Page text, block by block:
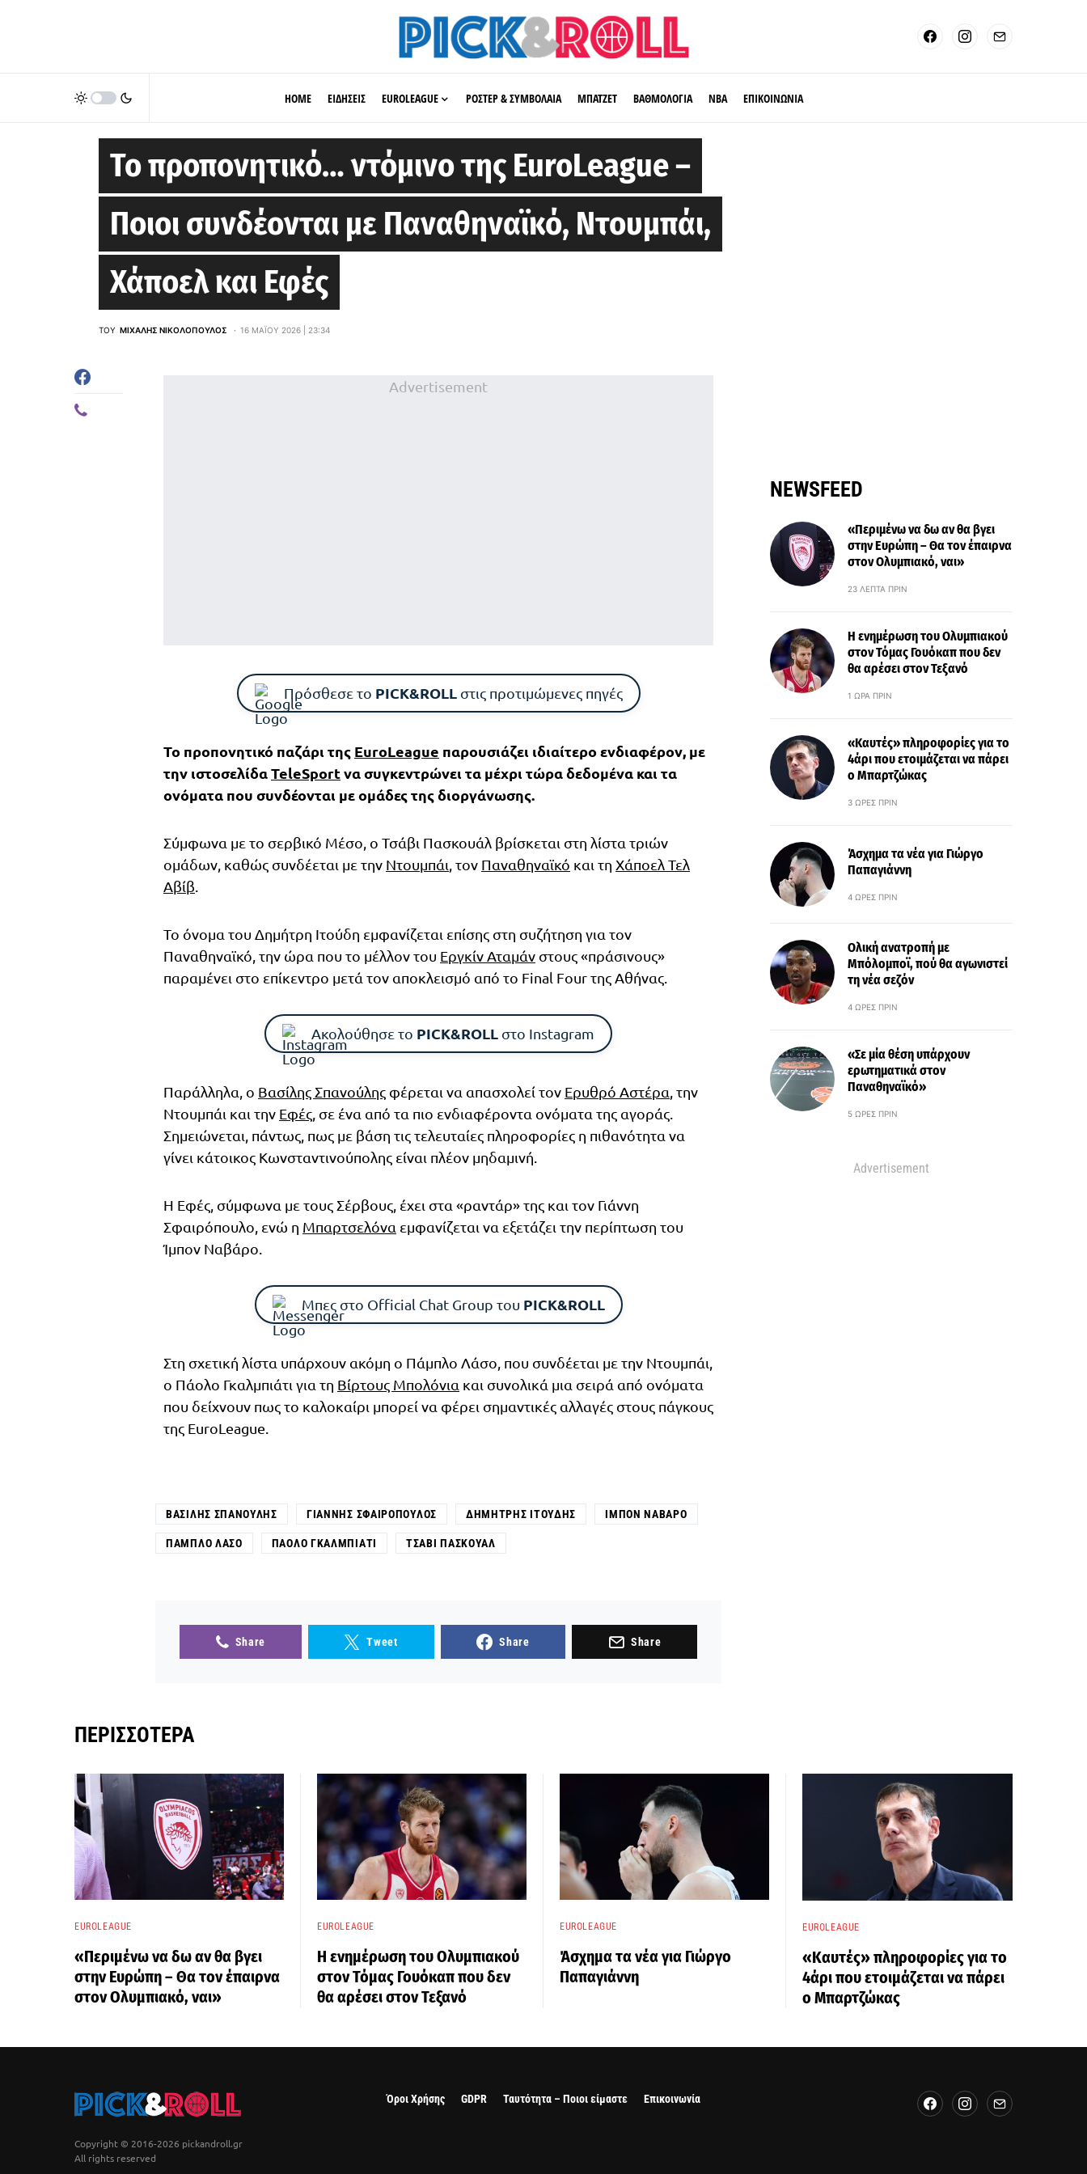
HOME ΕΙΔΗΣΕΙΣ EUROLEAGUE ΡΟΣΤΕΡ & ΣΥΜΒΟΛΑΙΑ ΜΠΑΤΖΕΤ ΒΑΘΜΟΛΟΓΙΑ ΝΒΑ ΕΠΙΚΟΙΝΩΝΙΑ
Το προπονητικό… ντόμινο της EuroLeague –
Ποιοι συνδέονται με Παναθηναϊκό, Ντουμπάι,
Χάποελ και Εφές
ΤΟΥ ΜΙΧΆΛΗΣ ΝΙΚΟΛΌΠΟΥΛΟΣ 16 ΜΑΪ́ΟΥ 2026 | 23:34
Advertisement
Πρόσθεσε το PICK&ROLLστις προτιμώμενες πηγές
Το προπονητικό παζάρι της EuroLeague παρουσιάζει ιδιαίτερο ενδιαφέρον, με
την ιστοσελίδαTeleSportνα συγκεντρώνει τα μέχρι τώρα δεδομένα και τα
ονόματα που συνδέονται με ομάδες της διοργάνωσης.
Σύμφωνα με το σερβικό Μέσο, ο Τσάβι Πασκουάλ βρίσκεται στη λίστα τριών
ομάδων, καθώς συνδέεται με την Ντουμπάι, τον Παναθηναϊκό και τη Χάποελ Τελ
Αβίβ.
Το όνομα του Δημήτρη Ιτούδη εμφανίζεται επίσης στη συζήτηση για τον
Παναθηναϊκό, την ώρα που το μέλλον του Εργκίν Αταμάν στους «πράσινους»
παραμένει στο επίκεντρο μετά τον αποκλεισμό από το Final Four της Αθήνας.
Ακολούθησε το PICK&ROLL στο Instagram
Παράλληλα, ο Βασίλης Σπανούλης φέρεται να απασχολεί τον Ερυθρό Αστέρα, την
Ντουμπάι και την Εφές, σε ένα από τα πιο ενδιαφέροντα ονόματα της αγοράς.
Σημειώνεται, πάντως, πως με βάση τις τελευταίες πληροφορίες η πιθανότητα να
γίνει κάτοικος Κωνσταντινούπολης είναι πλέον μηδαμινή.
Η Εφές, σύμφωνα με τους Σέρβους, έχει στα «ραντάρ» της και τον Γιάννη
Σφαιρόπουλο, ενώ η Μπαρτσελόνα εμφανίζεται να εξετάζει την περίπτωση του
Ίμπον Ναβάρο.
Μπες στο Official Chat Group του PICK&ROLL
Στη σχετική λίστα υπάρχουν ακόμη ο Πάμπλο Λάσο, που συνδέεται με την Ντουμπάι,
ο Πάολο Γκαλμπιάτι για τη Βίρτους Μπολόνια και συνολικά μια σειρά από ονόματα
που δείχνουν πως το καλοκαίρι μπορεί να φέρει σημαντικές αλλαγές στους πάγκους
της EuroLeague.
ΒΑΣΊΛΗΣ ΣΠΑΝΟΎΛΗΣ ΓΙΆΝΝΗΣ ΣΦΑΙΡΌΠΟΥΛΟΣ ΔΗΜΉΤΡΗΣ ΙΤΟΎΔΗΣ ΊΜΠΟΝ ΝΑΒΆΡΟ
ΠΆΜΠΛΟ ΛΆΣΟ ΠΆΟΛΟ ΓΚΑΛΜΠΙΆΤΙ ΤΣΆΒΙ ΠΑΣΚΟΥΆΛ
Share Tweet Share Share
NEWSFEED
«Περιμένω να δω αν θα βγει
στην Ευρώπη – Θα τον έπαιρνα
στον Ολυμπιακό, ναι»
23 ΛΕΠΤΆ ΠΡΙΝ
Η ενημέρωση του Ολυμπιακού
στον Τόμας Γουόκαπ που δεν
θα αρέσει στον Τεξανό
1 ΏΡΑ ΠΡΙΝ
«Καυτές» πληροφορίες για το
4άρι που ετοιμάζεται να πάρει
ο Μπαρτζώκας
3 ΏΡΕΣ ΠΡΙΝ
Άσχημα τα νέα για Γιώργο
Παπαγιάννη
4 ΏΡΕΣ ΠΡΙΝ
Ολική ανατροπή με
Μπόλομποϊ, πού θα αγωνιστεί
τη νέα σεζόν
4 ΏΡΕΣ ΠΡΙΝ
«Σε μία θέση υπάρχουν
ερωτηματικά στον
Παναθηναϊκό»
5 ΏΡΕΣ ΠΡΙΝ
Advertisement
ΠΕΡΙΣΣΌΤΕΡΑ
EUROLEAGUE
«Περιμένω να δω αν θα βγει
στην Ευρώπη – Θα τον έπαιρνα
στον Ολυμπιακό, ναι»
EUROLEAGUE
Η ενημέρωση του Ολυμπιακού
στον Τόμας Γουόκαπ που δεν
θα αρέσει στον Τεξανό
EUROLEAGUE
Άσχημα τα νέα για Γιώργο
Παπαγιάννη
EUROLEAGUE
«Καυτές» πληροφορίες για το
4άρι που ετοιμάζεται να πάρει
ο Μπαρτζώκας
Copyright © 2016-2026 pickandroll.gr
All rights reserved
Όροι Χρήσης GDPR Ταυτότητα – Ποιοι είμαστε Επικοινωνία